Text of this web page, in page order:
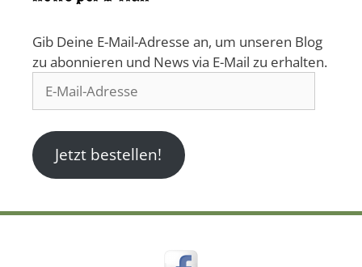
Gib Deine E-Mail-Adresse an, um unseren Blog
zu abonnieren und News via E-Mail zu erhalten.
Mail-
Jetzt bestellen!